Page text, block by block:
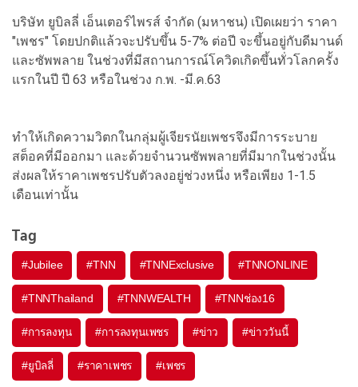
บริษัท ยูบิลลี่ เอ็นเตอร์ไพรส์ จำกัด (มหาชน) เปิดเผยว่า ราคา
"เพชร" โดยปกติแล้วจะปรับขึ้น 5-7% ต่อปี จะขึ้นอยู่กับดีมานด์
และซัพพลาย ในช่วงที่มีสถานการณ์โควิดเกิดขึ้นทั่วโลกครั้ง
แรกในปี ปี 63 หรือในช่วง ก.พ. -มี.ค.63
ทำให้เกิดความวิตกในกลุ่มผู้เจียรนัยเพชรจึงมีการระบาย
สต็อคที่มีออกมา และด้วยจำนวนซัพพลายที่มีมากในช่วงนั้น
ส่งผลให้ราคาเพชรปรับตัวลงอยู่ช่วงหนึ่ง หรือเพียง 1-1.5
เดือนเท่านั้น
Tag
#Jubilee #TNN #TNNExclusive #TNNONLINE
#TNNThailand #TNNWEALTH #TNNช่อง16
#การลงทุน #การลงทุนเพชร #ข่าว #ข่าววันนี้
#ยูบิลลี่ #ราคาเพชร #เพชร